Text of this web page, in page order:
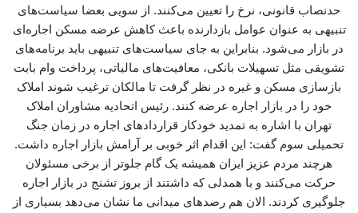
حدنصاب قانونی، نرخ را تعیین می‌کنند. از سویی بعضا سیاست‌های
تنبیهی به عنوان عوامل بازدارنده باعث کاهش عرضه مسکن اجاره‌ای
در بازار می‌شود. بنابراین به جای سیاست‌های تنبیهی باید برنامه‌های
تشویقی مثل تسهیلات بانکی، معافیت‌های مالیاتی، پرداخت وام بابت
بازسازی مسکن و غیره در نظر گرفت تا مالکان ترغیب شوند املاک
خود را در بازار اجاره عرضه کنند. رئیس اتحادیه مشاوران املاک
تهران با اشاره به تمدید خودکار قراردادهای اجاره در زمان جنگ
تحمیلی سوم گفت: این اقدام اثر خوبی بر آرامش بازار اجاره داشت.
هرچند مردم عزیز ایران همیشه یک گام جلوتر از برخی مسئولان
حرکت می‌کنند و با همدلی که داشتند از بروز تشنج در بازار اجاره
جلوگیری کردند. الان هم رصدهای میدانی ما نشان می‌دهد بسیاری از